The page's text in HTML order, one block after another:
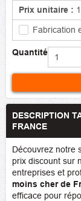
Prix unitaire :
Fabrication
Quantité
DESCRIPTION
FRANCE
Découvrez notre
prix discount sur
entreprises et
moins cher de
efficace pour